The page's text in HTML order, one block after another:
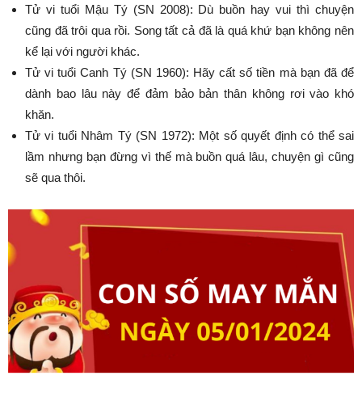
Tử vi tuổi Mậu Tý (SN 2008): Dù buồn hay vui thì chuyện
cũng đã trôi qua rồi. Song tất cả đã là quá khứ bạn không nên
kể lại với người khác.
Tử vi tuổi Canh Tý (SN 1960): Hãy cất số tiền mà bạn đã để
dành bao lâu này để đảm bảo bản thân không rơi vào khó
khăn.
Tử vi tuổi Nhâm Tý (SN 1972): Một số quyết định có thể sai
lầm nhưng bạn đừng vì thế mà buồn quá lâu, chuyện gì cũng
sẽ qua thôi.